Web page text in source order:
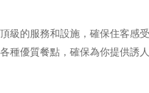
級的服務和設施，確保住客
種優質餐點，確保為你提供誘